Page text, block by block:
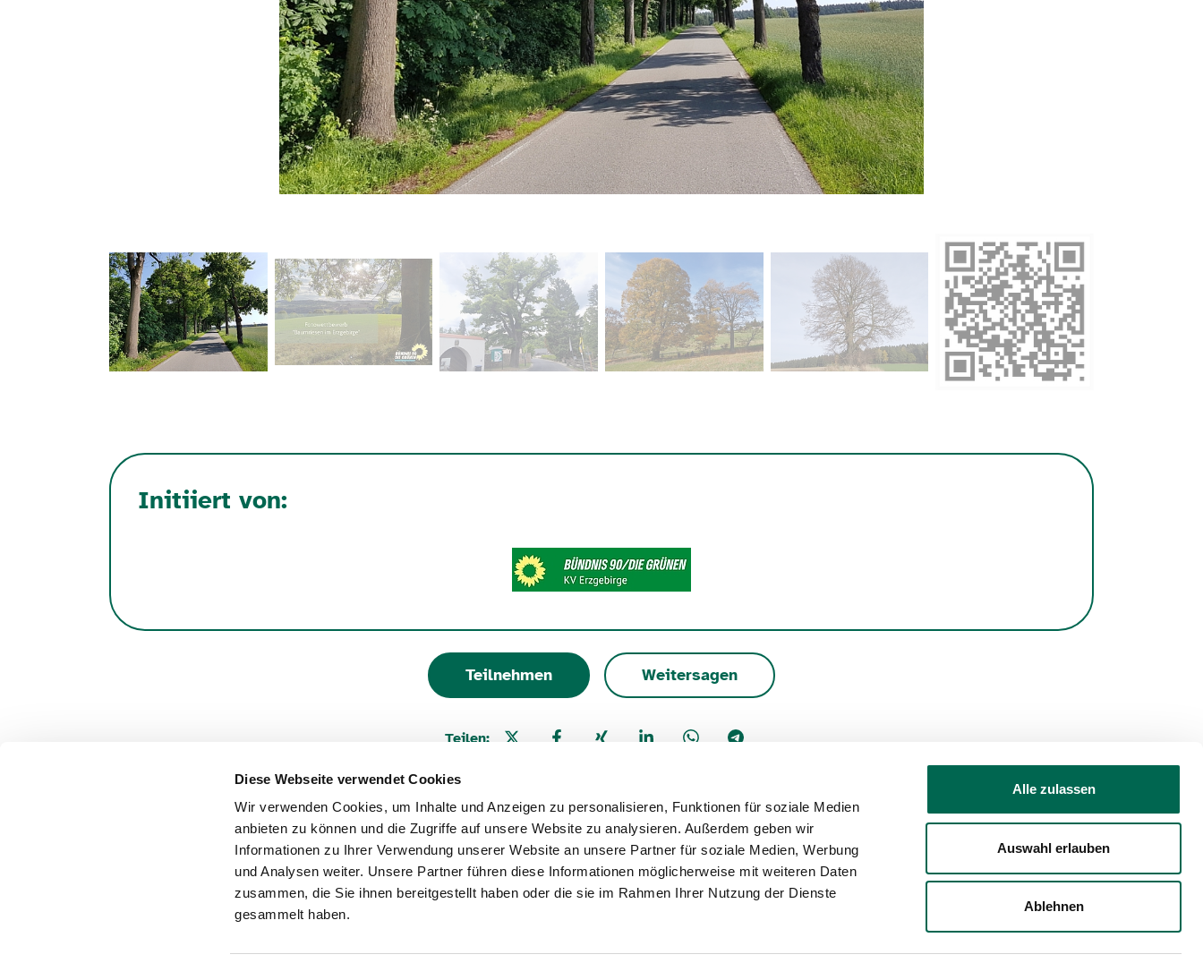
Diese Webseite verwendet Cookies
Wir verwenden Cookies, um Inhalte und Anzeigen zu personalisieren, Funktionen für soziale Medien
anbieten zu können und die Zugriffe auf unsere Website zu analysieren. Außerdem geben wir
Informationen zu Ihrer Verwendung unserer Website an unsere Partner für soziale Medien, Werbung
und Analysen weiter. Unsere Partner führen diese Informationen möglicherweise mit weiteren Daten
zusammen, die Sie ihnen bereitgestellt haben oder die sie im Rahmen Ihrer Nutzung der Dienste
gesammelt haben.
Alle zulassen
Auswahl erlauben
Ablehnen
Initiiert von:
Teilnehmen Weitersagen
Teilen:
Impressum Datenschutz Nutzungsbedingungen Erklärung zur Barrierefreiheit